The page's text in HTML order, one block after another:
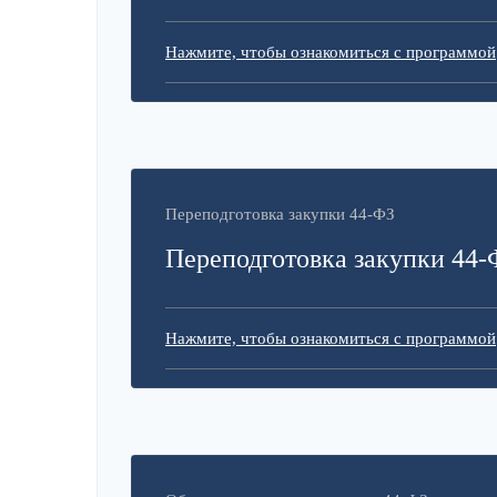
Нажмите, чтобы ознакомиться с программой
Переподготовка закупки 44-ФЗ
Переподготовка закупки
Нажмите, чтобы ознакомиться с программой